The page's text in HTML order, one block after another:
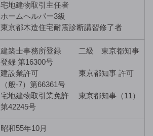
宅地建物取引主任者
ホームヘルパー3級
東京都木造住宅耐震診断講習修了者
建築士事務所登録 二級 東京都知事
登録 第16300号
建設業許可 東京都知事 許可
（般-7）第66361号
宅地建物取引業免許 東京都知事（11）
第42245号
昭和55年10月